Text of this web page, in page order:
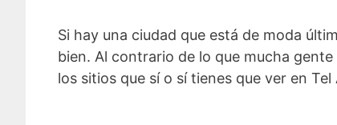
Si hay una ciudad que está de moda
bien. Al contrario de lo que mucha
los sitios que sí o sí tienes que ver en Tel